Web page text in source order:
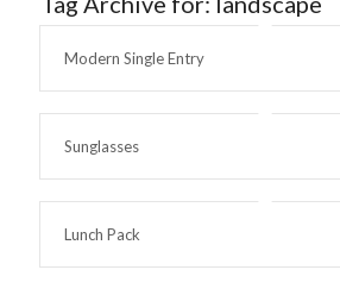
Modern Single Entry
Sunglasses
Lunch Pack